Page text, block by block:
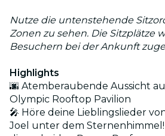
Nutze die untenstehende
Zonen zu sehen. Die Sitzplätze
Besuchern bei der Ankunft
Highlights
🌆 Atemberaubende Aussicht
Olympic Rooftop Pavilion
🎤 Höre deine Lieblingslieder
Joel unter dem